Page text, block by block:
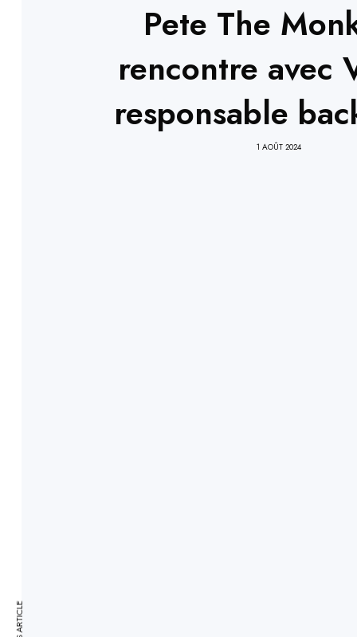
Pete The
rencontre avec
responsable
1 AOÛT 2024